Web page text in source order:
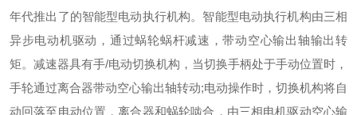
年代推出了的智能型电动执行机构。智能型电动执行机构由三相
异步电动机驱动，通过蜗轮蜗杆减速，带动空心输出轴输出转
矩。减速器具有手/电动切换机构，当切换手柄处于手动位置时，
手轮通过离合器带动空心输出轴转动;电动操作时，切换机构将自
动回落至电动位置，离合器和蜗轮啮合，由三相电机驱动空心输